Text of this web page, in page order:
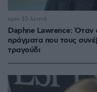
Daphne Lawrence: Όταν
πράγματα που τους
τραγούδι
πριν 33 λεπτά